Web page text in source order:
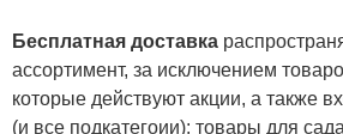
Бесплатная доставка
ассортимент, за исключением
которые действуют акции, а также
(и все подкатегоии): товары для сада